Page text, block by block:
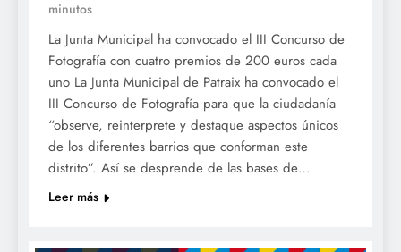
minutos
La Junta Municipal ha convocado el III Concurso de
Fotografía con cuatro premios de 200 euros cada
uno La Junta Municipal de Patraix ha convocado el
III Concurso de Fotografía para que la ciudadanía
“observe, reinterprete y destaque aspectos únicos
de los diferentes barrios que conforman este
distrito”. Así se desprende de las bases de…
Leer más